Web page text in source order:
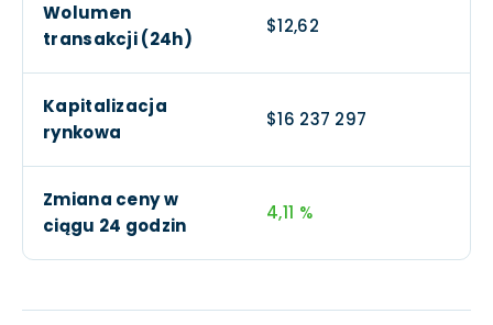
Wolumen
transakcji (24h)
$12,62
Kapitalizacja
rynkowa
$16 237 297
Zmiana ceny w
ciągu 24 godzin
4,11 %